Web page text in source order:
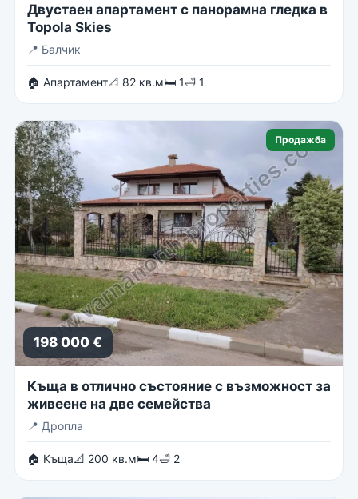
Двустаен апартамент с панорамна гледка в
Topola Skies
📍 Балчик
🏠 Апартамент📐 82 кв.м🛏 1🛁 1
Продажба
198 000 €
Къща в отлично състояние с възможност за
живеене на две семейства
📍 Дропла
🏠 Къща📐 200 кв.м🛏 4🛁 2